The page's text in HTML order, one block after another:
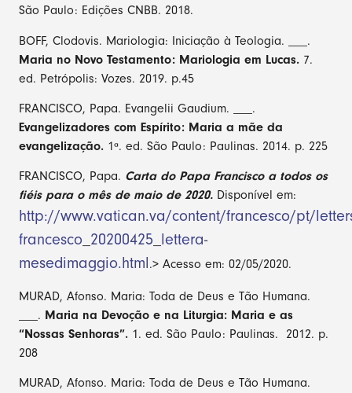
São Paulo: Edições CNBB. 2018.
BOFF, Clodovis. Mariologia: Iniciação à Teologia. ___.
Maria no Novo Testamento: Mariologia em Lucas. 7.
ed. Petrópolis: Vozes. 2019. p.45
FRANCISCO, Papa. Evangelii Gaudium. ___.
Evangelizadores com Espírito: Maria a mãe da
evangelização. 1ª. ed. São Paulo: Paulinas. 2014. p. 225
FRANCISCO, Papa. Carta do Papa Francisco a todos os
fiéis para o mês de maio de 2020. Disponível em:
http://www.vatican.va/content/francesco/pt/
francesco_20200425_lettera-
mesedimaggio.html.> Acesso em: 02/05/2020.
MURAD, Afonso. Maria: Toda de Deus e Tão Humana.
___. Maria na Devoção e na Liturgia: Maria e as
“Nossas Senhoras”. 1. ed. São Paulo: Paulinas. 2012. p.
208
MURAD, Afonso. Maria: Toda de Deus e Tão Humana.